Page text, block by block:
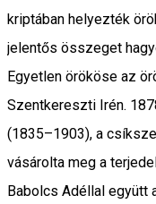
kriptában helyezték
jelentős összeget
Egyetlen örököse az
Szentkereszti Irén.
(1835–1903), a
vásárolta meg a
Babolcs Adéllal együtt